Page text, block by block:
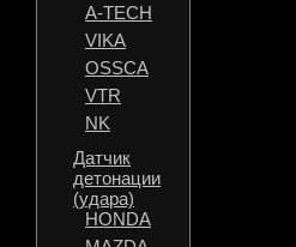
A-TECH
VIKA
OSSCA
VTR
NK
Датчик
детонации
(удара)
HONDA